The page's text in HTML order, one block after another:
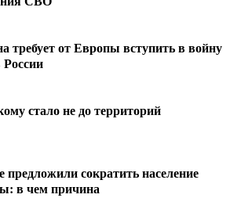
требует от Европы вступить в войну
стало не до территорий
сократить население
в чем причина